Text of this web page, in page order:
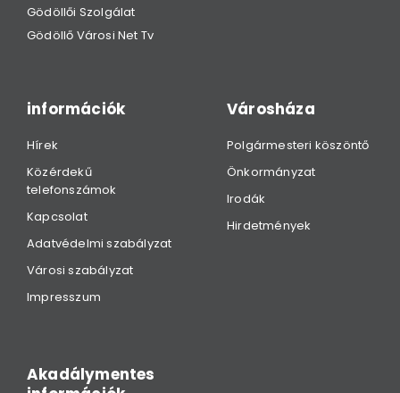
Gödöllői Szolgálat
Gödöllő Városi Net Tv
információk
Hírek
Közérdekű
telefonszámok
Kapcsolat
Adatvédelmi szabályzat
Városi szabályzat
Impresszum
Városháza
Polgármesteri köszöntő
Önkormányzat
Irodák
Hirdetmények
Akadálymentes